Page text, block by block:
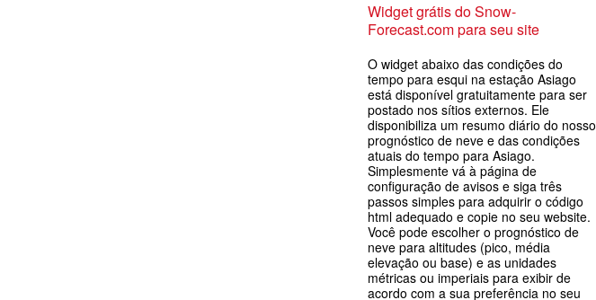
Widget grátis do Snow-
Forecast.com para seu site
O widget abaixo das condições do
tempo para esqui na estação Asiago
está disponível gratuitamente para ser
postado nos sítios externos. Ele
disponibiliza um resumo diário do nosso
prognóstico de neve e das condições
atuais do tempo para Asiago.
Simplesmente vá à página de
configuração de avisos e siga três
passos simples para adquirir o código
html adequado e copie no seu website.
Você pode escolher o prognóstico de
neve para altitudes (pico, média
elevação ou base) e as unidades
métricas ou imperiais para exibir de
acordo com a sua preferência no seu